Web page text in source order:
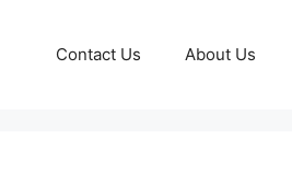
Contact Us About Us